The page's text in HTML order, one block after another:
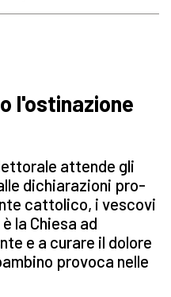
l'ostinazione
attende gli
dichiarazioni pro-
cattolico, i vescovi
la Chiesa ad
e a curare il dolore
provoca nelle